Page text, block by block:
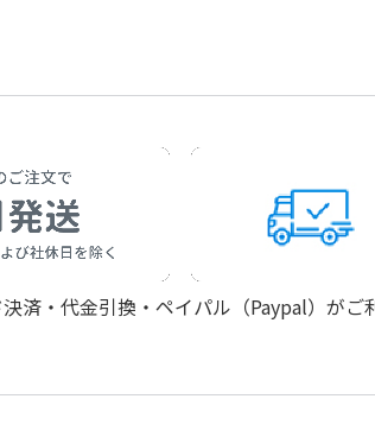
済・代金引換・ペイパル（Paypal）がご